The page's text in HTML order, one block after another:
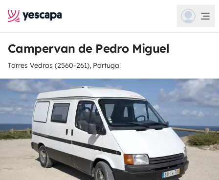
Campervan de Pedro Miguel
Torres Vedras (2560-261), Portugal